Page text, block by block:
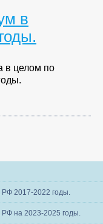
в
в целом по
2017-2022 годы.
на 2023-2025 годы.